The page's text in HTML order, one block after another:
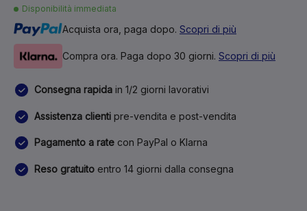
Disponibilità immediata
Acquista ora, paga dopo. Scopri di più
Compra ora. Paga dopo 30 giorni. Scopri di più
Consegna rapida in 1/2 giorni lavorativi
Assistenza clienti pre-vendita e post-vendita
Pagamento a rate con PayPal o Klarna
Reso gratuito entro 14 giorni dalla consegna